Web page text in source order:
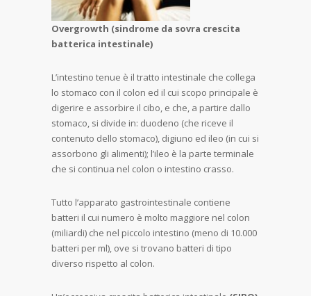
Overgrowth (sindrome da sovra crescita
batterica intestinale)
L’intestino tenue è il tratto intestinale che collega
lo stomaco con il colon ed il cui scopo principale è
digerire e assorbire il cibo, e che, a partire dallo
stomaco, si divide in: duodeno (che riceve il
contenuto dello stomaco), digiuno ed ileo (in cui si
assorbono gli alimenti); l’ileo è la parte terminale
che si continua nel colon o intestino crasso.
Tutto l’apparato gastrointestinale contiene
batteri il cui numero è molto maggiore nel colon
(miliardi) che nel piccolo intestino (meno di 10.000
batteri per ml), ove si trovano batteri di tipo
diverso rispetto al colon.